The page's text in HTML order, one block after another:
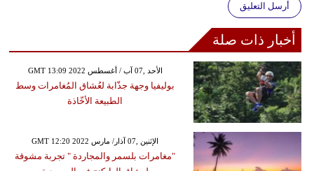
أرسل التعليق
أخبار ذات صلة
GMT 13:09 2022 الأحد ,07 آب / أغسطس
بوليفيا وجهة جذّابة لعُشاق المُغامرات وسط
الطبيعة الأخّاذة
GMT 12:20 2022 الإثنين ,07 آذار/ مارس
"مغامرات بلسمر والمجاردة " تجربة مشوقة